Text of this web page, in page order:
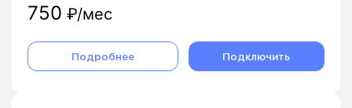
750 ₽/мес
Подробнее Подключить